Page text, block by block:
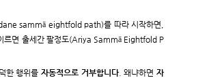
sammā eightfold path)를 따라 시작하면,
르면 출세간 팔정도(Ariya Sammā Eightfold P
한 행위를 자동적으로 거부합니다. 왜냐하면자